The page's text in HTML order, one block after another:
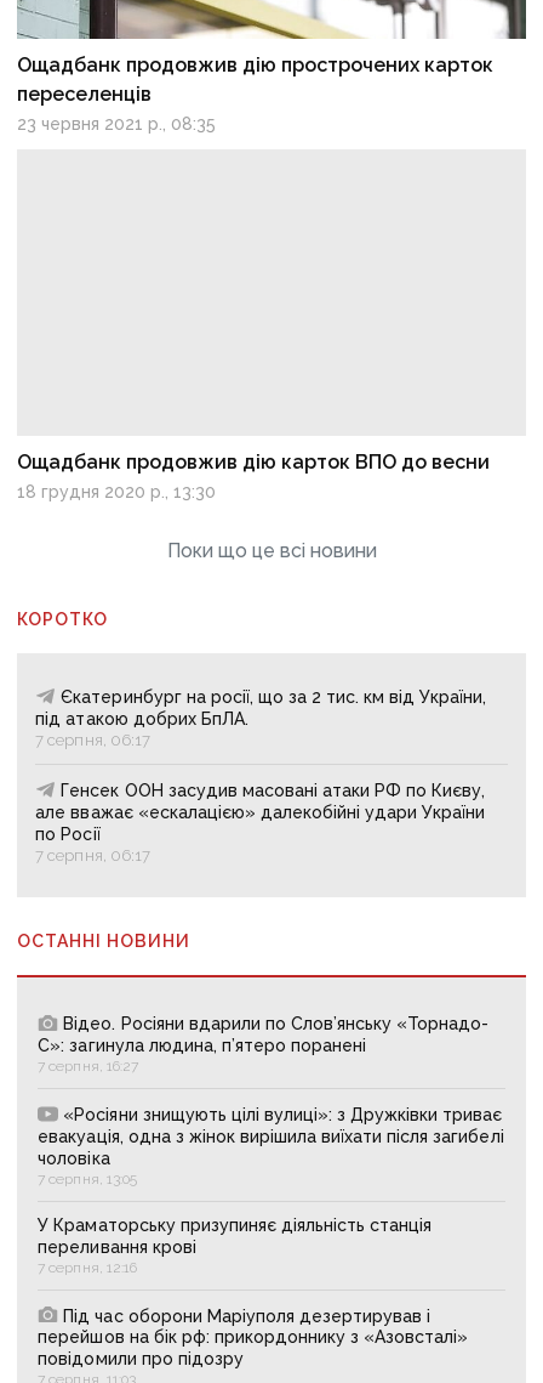
Ощадбанк продовжив дію прострочених карток
переселенців
23 червня 2021 р., 08:35
Ощадбанк продовжив дію карток ВПО до весни
18 грудня 2020 р., 13:30
Поки що це всі новини
КОРОТКО
Єкатеринбург на росії, що за 2 тис. км від України,
під атакою добрих БпЛА.
7 серпня, 06:17
Генсек ООН засудив масовані атаки РФ по Києву,
але вважає «ескалацією» далекобійні удари України
по Росії
7 серпня, 06:17
ОСТАННІ НОВИНИ
Відео. Росіяни вдарили по Слов’янську «Торнадо-
С»: загинула людина, п’ятеро поранені
7 серпня, 16:27
«Росіяни знищують цілі вулиці»: з Дружківки триває
евакуація, одна з жінок вирішила виїхати після загибелі
чоловіка
7 серпня, 13:05
У Краматорську призупиняє діяльність станція
переливання крові
7 серпня, 12:16
Під час оборони Маріуполя дезертирував і
перейшов на бік рф: прикордоннику з «Азовсталі»
повідомили про підозру